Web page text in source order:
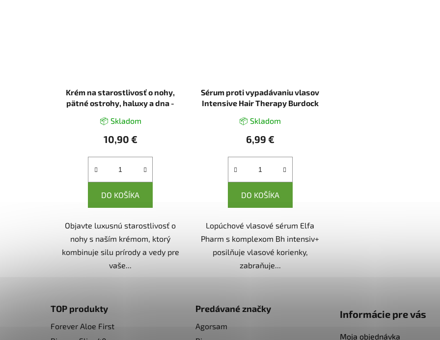
Krém na starostlivosť o nohy,
pätné ostrohy, haluxy a dna -
📦 Skladom
10,90 €
DO KOŠÍKA
Objavte luxusnú starostlivosť o
nohy s naším krémom, ktorý
kombinuje silu prírody a vedy pre
vaše...
Sérum proti vypadávaniu vlasov
Intensive Hair Therapy Burdock
📦 Skladom
6,99 €
DO KOŠÍKA
Lopúchové vlasové sérum Elfa
Pharm s komplexom Bh intensiv+
posilňuje vlasové korienky,
zabraňuje...
TOP produkty
Forever Aloe First
Predávané značky
Agorsam
Informácie pre vás
Moja objednávka